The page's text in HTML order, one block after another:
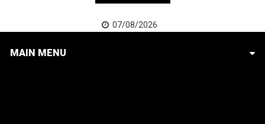
07/08/2026
MAIN MENU